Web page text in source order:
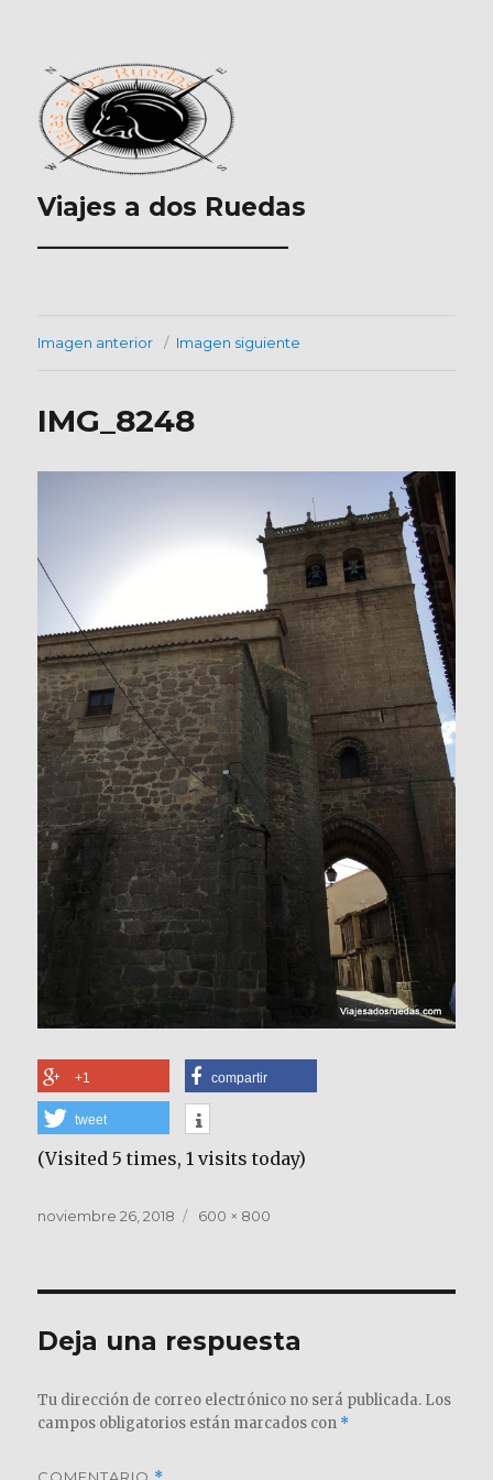
Viajes a dos Ruedas
___________________
Imagen anterior Imagen siguiente
IMG_8248
+1 compartir
tweet
(Visited 5 times, 1 visits today)
Publicado
noviembre 26, 2018
Tamaño
600 × 800
Deja una respuesta
Tu dirección de correo electrónico no será publicada. Los
campos obligatorios están marcados con *
COMENTARIO